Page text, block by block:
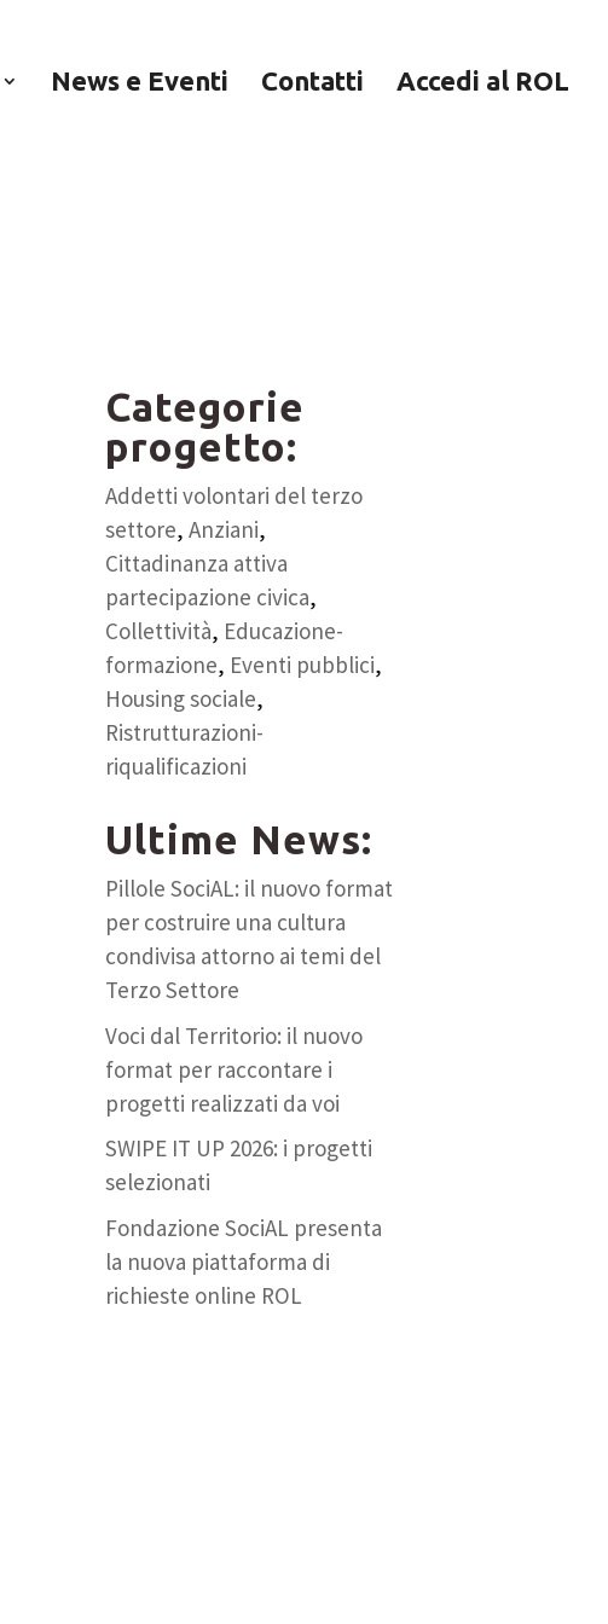
News e Eventi Contatti Accedi al ROL
Seguici su
Categorie
progetto:
Addetti volontari del terzo
settore, Anziani,
Cittadinanza attiva
partecipazione civica,
Collettività, Educazione-
formazione, Eventi pubblici,
Housing sociale,
Ristrutturazioni-
riqualificazioni
Ultime News:
Pillole SociAL: il nuovo format
per costruire una cultura
condivisa attorno ai temi del
Terzo Settore
Voci dal Territorio: il nuovo
format per raccontare i
progetti realizzati da voi
SWIPE IT UP 2026: i progetti
selezionati
Fondazione SociAL presenta
la nuova piattaforma di
richieste online ROL